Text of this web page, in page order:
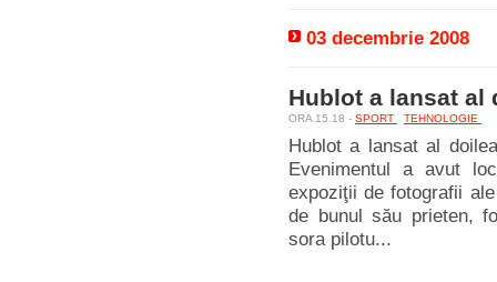
03 decembrie 2008
Hublot a lansat al
ORA 15.18 - SPORT TEHNOLOGIE
Hublot a lansat al
Evenimentul a avut
expoziţii de fotografii
de bunul său prieten,
sora pilotu...